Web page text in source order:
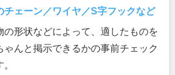
チェーン／ワイヤ／S字フックなど
の形状などによって、適したものを
ゃんと掲示できるかの事前チェック